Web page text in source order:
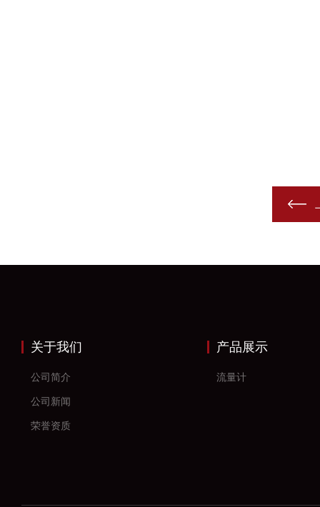
关于我们
公司简介
公司新闻
荣誉资质
产品展示
流量计